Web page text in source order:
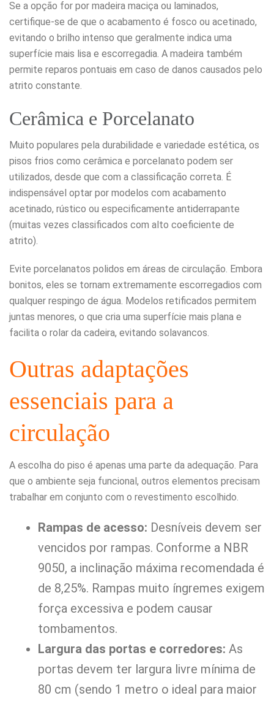
Se a opção for por madeira maciça ou laminados,
certifique-se de que o acabamento é fosco ou acetinado,
evitando o brilho intenso que geralmente indica uma
superfície mais lisa e escorregadia. A madeira também
permite reparos pontuais em caso de danos causados pelo
atrito constante.
Cerâmica e Porcelanato
Muito populares pela durabilidade e variedade estética, os
pisos frios como cerâmica e porcelanato podem ser
utilizados, desde que com a classificação correta. É
indispensável optar por modelos com acabamento
acetinado, rústico ou especificamente antiderrapante
(muitas vezes classificados com alto coeficiente de
atrito).
Evite porcelanatos polidos em áreas de circulação. Embora
bonitos, eles se tornam extremamente escorregadios com
qualquer respingo de água. Modelos retificados permitem
juntas menores, o que cria uma superfície mais plana e
facilita o rolar da cadeira, evitando solavancos.
Outras adaptações
essenciais para a
circulação
A escolha do piso é apenas uma parte da adequação. Para
que o ambiente seja funcional, outros elementos precisam
trabalhar em conjunto com o revestimento escolhido.
Rampas de acesso: Desníveis devem ser
vencidos por rampas. Conforme a NBR
9050, a inclinação máxima recomendada é
de 8,25%. Rampas muito íngremes exigem
força excessiva e podem causar
tombamentos.
Largura das portas e corredores: As
portas devem ter largura livre mínima de
80 cm (sendo 1 metro o ideal para maior